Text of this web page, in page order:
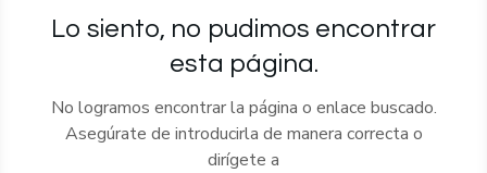
Lo siento, no pudimos encontrar
esta página.
No logramos encontrar la página o enlace buscado.
Asegúrate de introducirla de manera correcta o
dirígete a